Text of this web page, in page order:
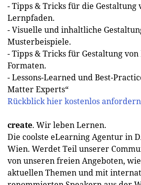
- Tipps & Tricks für die
Lernpfaden.
- Visuelle und inhaltliche
Musterbeispiele.
- Tipps & Tricks für Gestaltung
Formaten.
- Lessons-Learned und Best-
Matter Experts“
Rückblick hier kostenlos
create. Wir leben Lernen.
Die coolste eLearning Agentur in
Wien. Werdet Teil unserer
von unseren freien Angeboten,
aktuellen Themen und mit